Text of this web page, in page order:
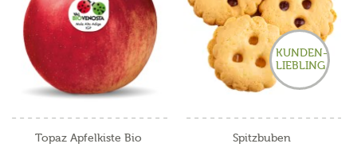
Topaz Apfelkiste Bio
KUNDEN-
LIEBLING
Spitzbuben